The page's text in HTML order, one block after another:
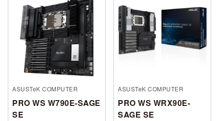
ASUSTeK COMPUTER
PRO WS W790E-SAGE
SE
ASUSTeK COMPUTER
PRO WS WRX90E-
SAGE SE